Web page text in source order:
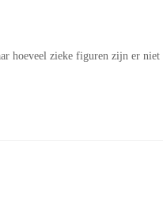
hoeveel zieke figuren zijn er